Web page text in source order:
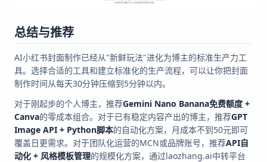
总结与推荐
AI小红书封面制作已经从"新鲜玩法"进化为博主的标准生产力工
具。选择合适的工具和建立标准化的生产流程，可以让你把封面
制作时间从每天30分钟压缩到5分钟以内。
对于刚起步的个人博主，推荐Gemini Nano Banana免费额度 +
Canva的零成本组合。对于已有稳定内容产出的博主，推荐GPT
Image API + Python脚本的自动化方案，月成本不到50元即可
覆盖日更需求。对于团队化运营的MCN或品牌账号，推荐API自
动化 + 风格模板管理的规模化方案，通过laozhang.ai中转平台